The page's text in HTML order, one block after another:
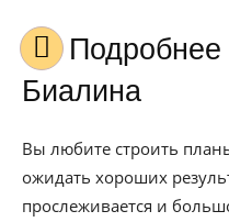
Подробнее об имени
Биалина
Вы любите строить
ожидать хороших
прослеживается и